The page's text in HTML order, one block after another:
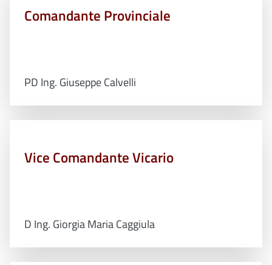
Comandante Provinciale
PD Ing. Giuseppe Calvelli
Vice Comandante Vicario
D Ing. Giorgia Maria Caggiula